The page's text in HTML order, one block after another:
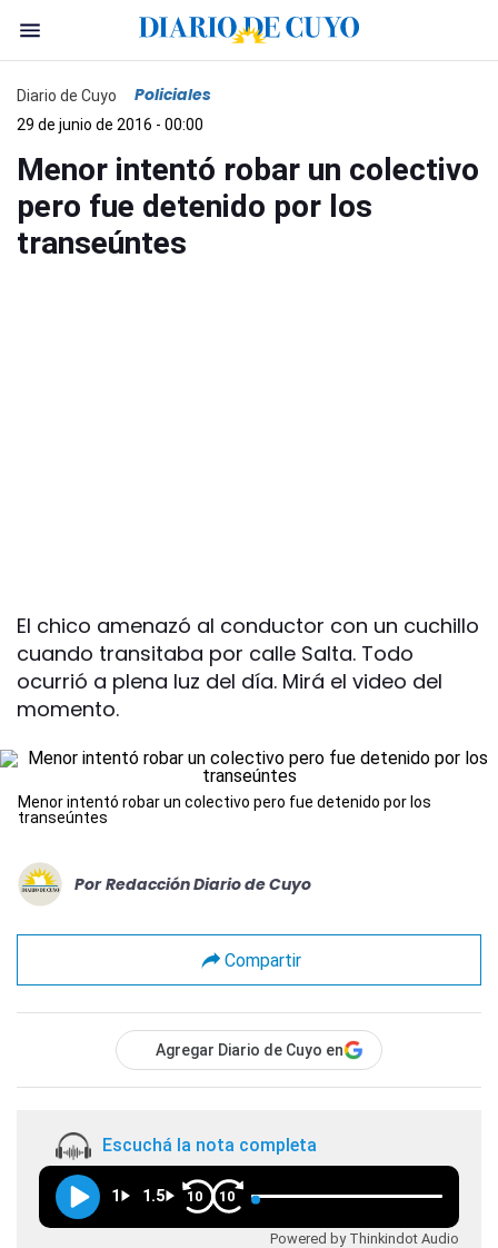
Diario de Cuyo Policiales
29 de junio de 2016 - 00:00
Menor intentó robar un colectivo
pero fue detenido por los
transeúntes
El chico amenazó al conductor con un cuchillo
cuando transitaba por calle Salta. Todo
ocurrió a plena luz del día. Mirá el video del
momento.
Menor intentó robar un colectivo pero fue detenido por los
transeúntes
Por Redacción Diario de Cuyo
Compartir
Agregar Diario de Cuyo en
Escuchá la nota completa
1 1.5 10 10
Powered by Thinkindot Audio